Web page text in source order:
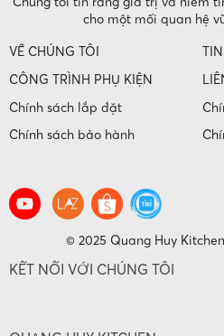
cho một mối quan hệ
VỀ CHÚNG TÔI
CÔNG TRÌNH PHỤ KIỆN
Chính sách lắp đặt
Chính sách bảo hành
© 2025 Quang Huy
KẾT NỐI VỚI CHÚNG TÔI